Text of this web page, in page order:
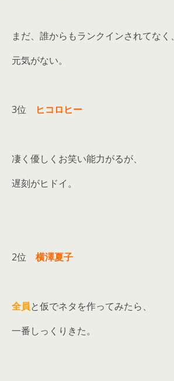
まだ、誰からもランクインされてなく、
元気がない。
3位 ヒコロヒー
凄く優しくお笑い能力がるが、
遅刻がヒドイ。
2位 横澤夏子
全員と仮でネタを作ってみたら、
一番しっくりきた。